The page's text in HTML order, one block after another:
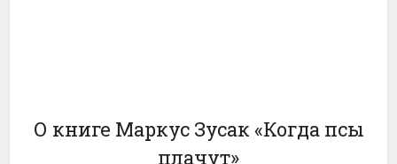
О книге Маркус Зусак «Когда псы
плачут»